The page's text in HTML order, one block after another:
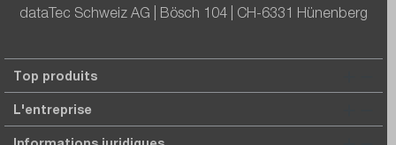
dataTec Schweiz AG | Bösch 104 | CH-6331 Hünenberg
Top produits
L'entreprise